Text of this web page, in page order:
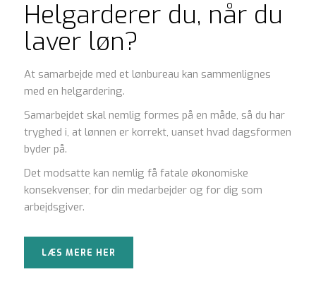
Helgarderer du, når du
laver løn?
At samarbejde med et lønbureau kan sammenlignes
med en helgardering.
Samarbejdet skal nemlig formes på en måde, så du har
tryghed i, at lønnen er korrekt, uanset hvad dagsformen
byder på.
Det modsatte kan nemlig få fatale økonomiske
konsekvenser, for din medarbejder og for dig som
arbejdsgiver.
LÆS MERE HER